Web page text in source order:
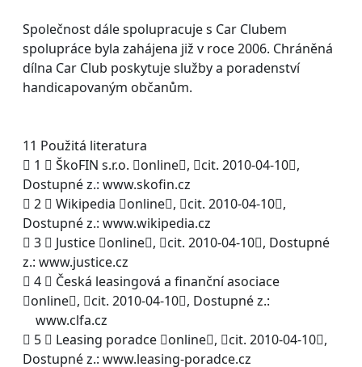
Společnost dále spolupracuje s Car Clubem
spolupráce byla zahájena již v roce 2006. Chráněná
dílna Car Club poskytuje služby a poradenství
handicapovaným občanům.
11 Použitá literatura
 1  ŠkoFIN s.r.o. online, cit. 2010-04-10,
Dostupné z.: www.skofin.cz
 2  Wikipedia online, cit. 2010-04-10,
Dostupné z.: www.wikipedia.cz
 3  Justice online, cit. 2010-04-10, Dostupné
z.: www.justice.cz
 4  Česká leasingová a finanční asociace
online, cit. 2010-04-10, Dostupné z.:
www.clfa.cz
 5  Leasing poradce online, cit. 2010-04-10,
Dostupné z.: www.leasing-poradce.cz